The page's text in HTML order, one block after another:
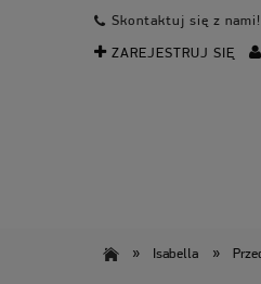
Skontaktuj się z
ZAREJESTRUJ SIĘ
» Isabella »